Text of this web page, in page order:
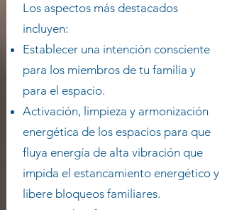
Los aspectos más destacados
incluyen:
Establecer una intención consciente
para los miembros de tu familia y
para el espacio.
Activación, limpieza y armonización
energética de los espacios para que
fluya energía de alta vibración que
impida el estancamiento energético y
libere bloqueos familiares.